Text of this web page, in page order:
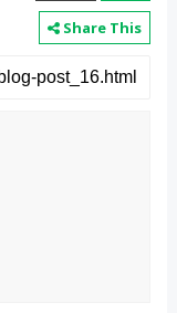
Share This